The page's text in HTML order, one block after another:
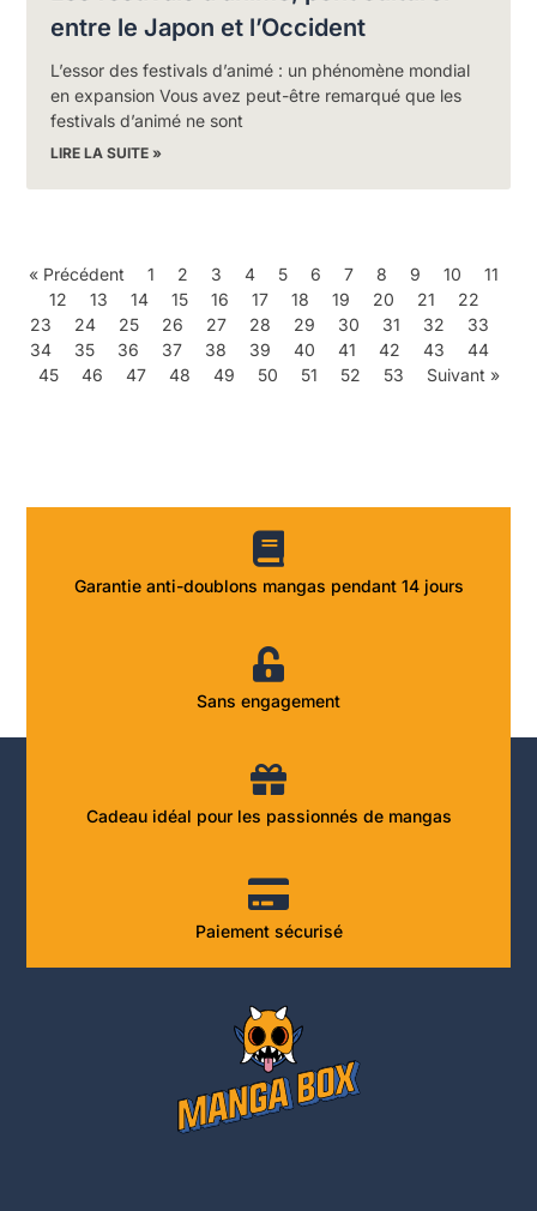
entre le Japon et l’Occident
L’essor des festivals d’animé : un phénomène mondial
en expansion Vous avez peut-être remarqué que les
festivals d’animé ne sont
LIRE LA SUITE »
« Précédent 1 2 3 4 5 6 7 8 9 10
11
12
13 14 15 16 17 18 19 20 21
22
23
24 25 26 27 28 29 30 31 32
33
34
35 36 37 38 39 40 41 42 43
44
45
46 47 48 49 50 51 52 53 Suivant »
Garantie anti-doublons mangas pendant 14 jours
Sans engagement
Cadeau idéal pour les passionnés de mangas
Paiement sécurisé